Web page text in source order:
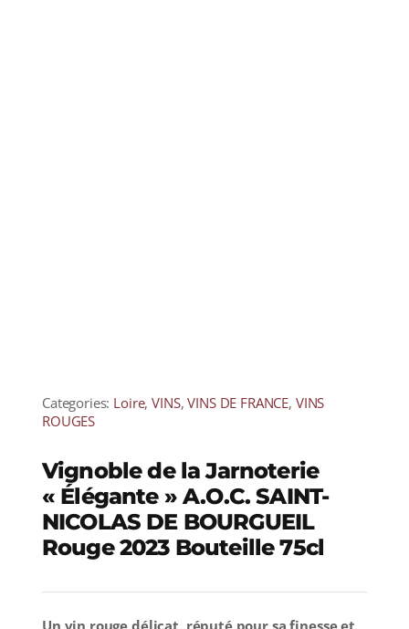
Categories: Loire,VINS,VINS DE FRANCE, VINS
ROUGES
Vignoble de la Jarnoterie
« Élégante » A.O.C. SAINT-
NICOLAS DE BOURGUEIL
Rouge 2023 Bouteille 75cl